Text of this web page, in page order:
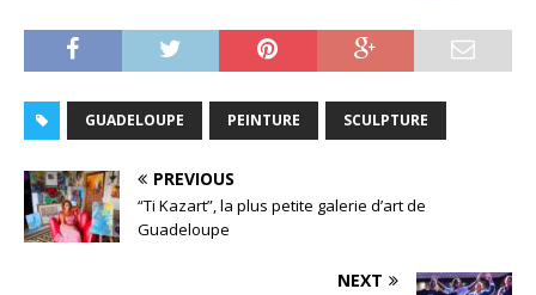
GUADELOUPE PEINTURE SCULPTURE
PREVIOUS
“Ti Kazart”, la plus petite galerie d’art de
Guadeloupe
NEXT